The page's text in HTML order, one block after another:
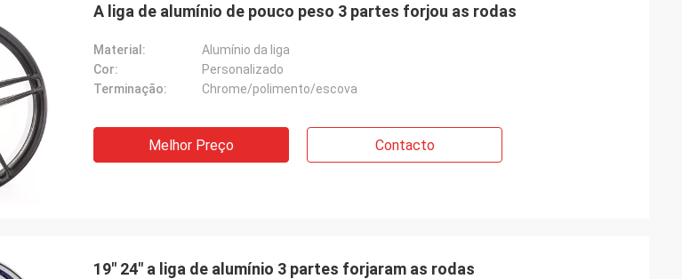
A liga de alumínio de pouco peso 3 partes forjou as rodas
Material:
Alumínio da liga
Cor:
Personalizado
Terminação:
Chrome/polimento/escova
Melhor Preço Contacto
19" 24" a liga de alumínio 3 partes forjaram as rodas